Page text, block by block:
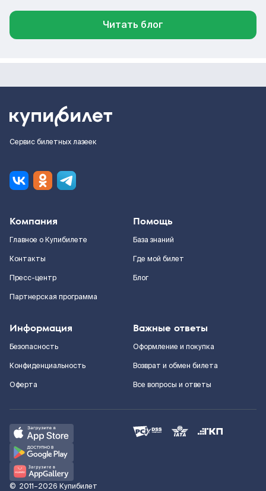
Читать блог
Сервис билетных лазеек
Компания
Главное о Купибилете
Контакты
Пресс-центр
Партнерская программа
Помощь
База знаний
Где мой билет
Блог
Информация
Безопасность
Конфиденциальность
Оферта
Важные ответы
Оформление и покупка
Возврат и обмен билета
Все вопросы и ответы
© 2011–2026 Купибилет